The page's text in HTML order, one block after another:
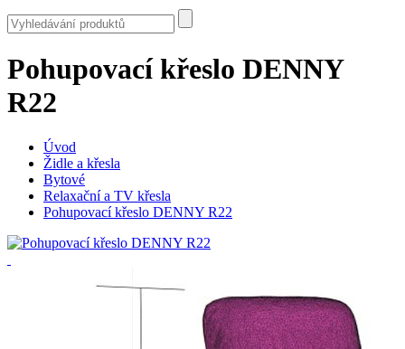
Pohupovací křeslo DENNY
R22
Úvod
Židle a křesla
Bytové
Relaxační a TV křesla
Pohupovací křeslo DENNY R22